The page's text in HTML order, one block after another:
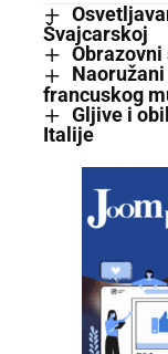
Švajcarskoj
francuskog
Gljive i
Italije